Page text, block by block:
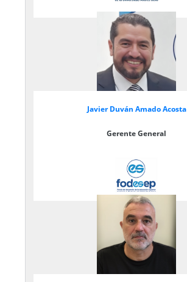
Javier Duván Amado Acosta
Gerente General